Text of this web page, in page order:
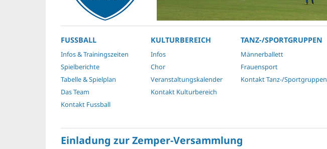
FUSSBALL
Infos & Trainingszeiten
Spielberichte
Tabelle & Spielplan
Das Team
Kontakt Fussball
KULTURBEREICH
Infos
Chor
Veranstaltungskalender
Kontakt Kulturbereich
TANZ-/SPORTGRUPPEN
Männerballett
Frauensport
Kontakt Tanz-/Sportgruppen
Einladung zur Zemper-Versammlung